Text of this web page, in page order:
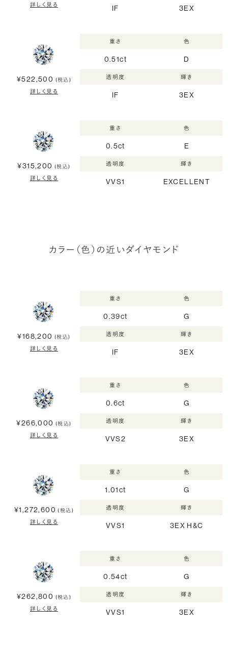
詳しく見る IF 3EX
¥522,500 (税込)
詳しく見る
重さ
0.51ct
色
D
透明度
IF
輝き
3EX
¥315,200 (税込)
詳しく見る
重さ
0.5ct
色
E
透明度
VVS1
輝き
EXCELLENT
カラー（色）の近いダイヤモンド
¥168,200 (税込)
詳しく見る
重さ
0.39ct
色
G
透明度
IF
輝き
3EX
¥266,000 (税込)
詳しく見る
重さ
0.6ct
色
G
透明度
VVS2
輝き
3EX
¥1,272,600 (税込)
詳しく見る
重さ
1.01ct
色
G
透明度
VVS1
輝き
3EX H&C
¥262,800 (税込)
詳しく見る
重さ
0.54ct
色
G
透明度
VVS1
輝き
3EX